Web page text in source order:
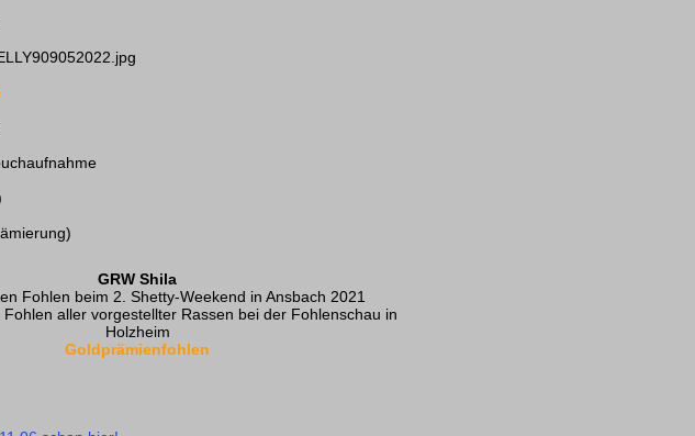
GRW Shila
Fohlen beim 2. Shetty-Weekend in Ansbach 2021
aller vorgestellter Rassen bei der Fohlenschau in
Holzheim
Goldprämienfohlen